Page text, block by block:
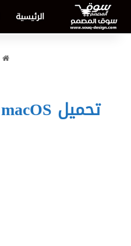
الرئيسية